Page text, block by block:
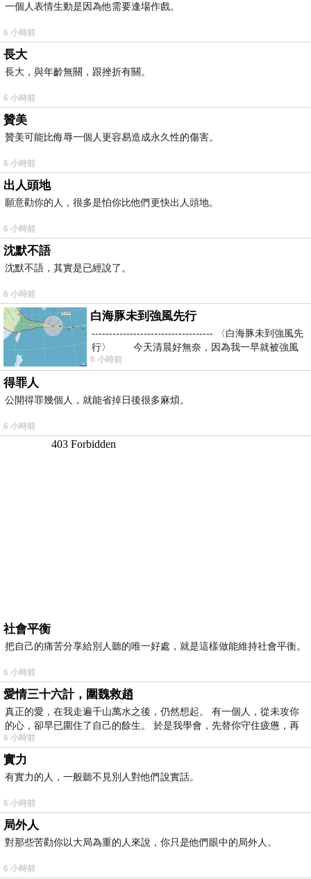
一個人表情生動是因為他需要逢場作戲。
6 小時前
長大
長大，與年齡無關，跟挫折有關。
6 小時前
贊美
贊美可能比侮辱一個人更容易造成永久性的傷害。
6 小時前
出人頭地
願意勸你的人，很多是怕你比他們更快出人頭地。
6 小時前
沈默不語
沈默不語，其實是已經說了。
6 小時前
白海豚未到強風先行
----------------------------------- 〈白海豚未到強風先
行〉 今天清晨好無奈，因為我一早就被強風
6 小時前
得罪人
公開得罪幾個人，就能省掉日後很多麻煩。
6 小時前
社會平衡
把自己的痛苦分享給別人聽的唯一好處，就是這樣做能維持社會平衡。
6 小時前
愛情三十六計，圍魏救趙
真正的愛，在我走遍千山萬水之後，仍然想起。 有一個人，從未攻你
的心，卻早已圍住了自己的餘生。 於是我學會，先替你守住疲憊，再
6 小時前
實力
有實力的人，一般聽不見別人對他們說實話。
6 小時前
局外人
對那些苦勸你以大局為重的人來說，你只是他們眼中的局外人。
6 小時前